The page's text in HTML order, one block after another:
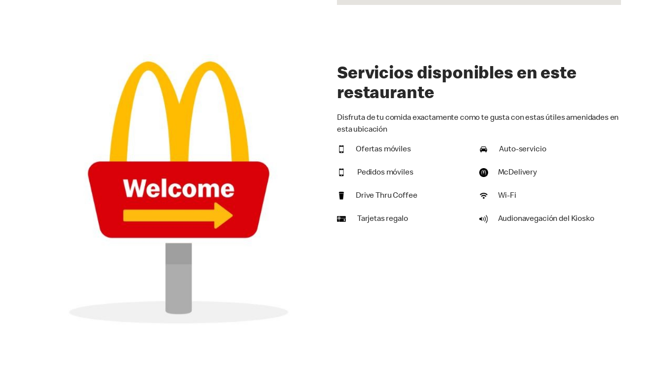
Servicios disponibles en este
restaurante
Disfruta de tu comida exactamente como te gusta con estas útiles amenidades en
esta ubicación
Ofertas móviles Auto-servicio
Pedidos móviles McDelivery
Drive Thru Coffee Wi-Fi
Tarjetas regalo Audionavegación del Kiosko